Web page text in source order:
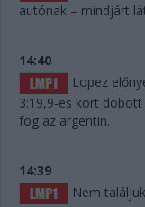
autónak – mindjárt
14:40
Lopez
3:19,9-es kört
fog az argentin.
14:39
Nem